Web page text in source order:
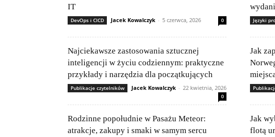
IT
DevOps i CICD Jacek Kowalczyk - 5 czerwca, 2026 0 Języki
Najciekawsze zastosowania sztucznej
inteligencji w życiu codziennym: praktyczne
przykłady i narzędzia dla początkujących
Publikacje czytelników Jacek Kowalczyk - 22 kwietnia, 2026
0
Jak
Rodzinne popołudnie w Pasażu Meteor:
atrakcje, zakupy i smaki w samym sercu
Jak
flotą